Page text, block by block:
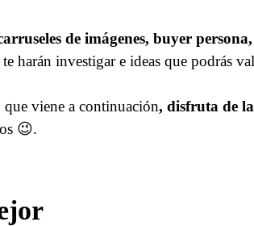
de imágenes, buyer
harán investigar e ideas que podrás
que viene a continuación, disfruta de
😉.